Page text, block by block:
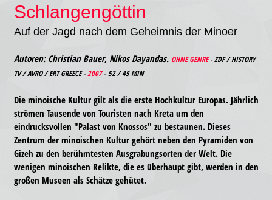
Schlangengöttin
Auf der Jagd nach dem Geheimnis der Minoer
Autoren: Christian Bauer, Nikos Dayandas. OHNE GENRE- ZDF / HISTORY
TV / AVRO / ERT GREECE -2007- 52 / 45 MIN
Die minoische Kultur gilt als die erste Hochkultur Europas. Jährlich
strömen Tausende von Touristen nach Kreta um den
eindrucksvollen "Palast von Knossos" zu bestaunen. Dieses
Zentrum der minoischen Kultur gehört neben den Pyramiden von
Gizeh zu den berühmtesten Ausgrabungsorten der Welt. Die
wenigen minoischen Relikte, die es überhaupt gibt, werden in den
großen Museen als Schätze gehütet.